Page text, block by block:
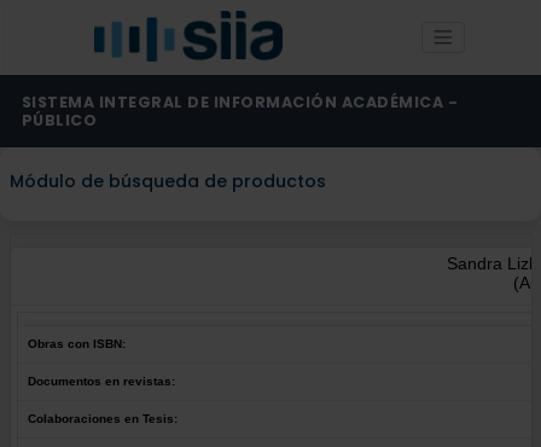
SISTEMA INTEGRAL DE INFORMACIÓN ACADÉMICA -
PÚBLICO
Módulo de búsqueda de productos
Sandra
Obras con ISBN:
Documentos en revistas:
Colaboraciones en Tesis: